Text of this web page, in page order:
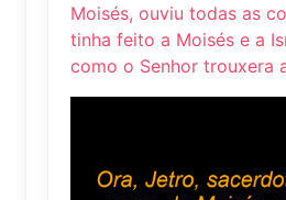
Moisés, ouviu todas as
tinha feito a Moisés e a
como o Senhor trouxera